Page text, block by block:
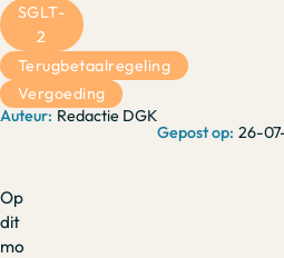
Redactie DGK
26-
SGLT-
2
Terugbetaalregeling
Vergoeding
Op
dit
mo